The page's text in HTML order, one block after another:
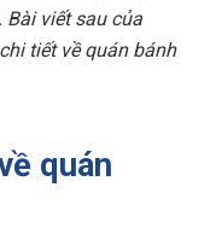
viết sau của
tiết về quán bánh
quán